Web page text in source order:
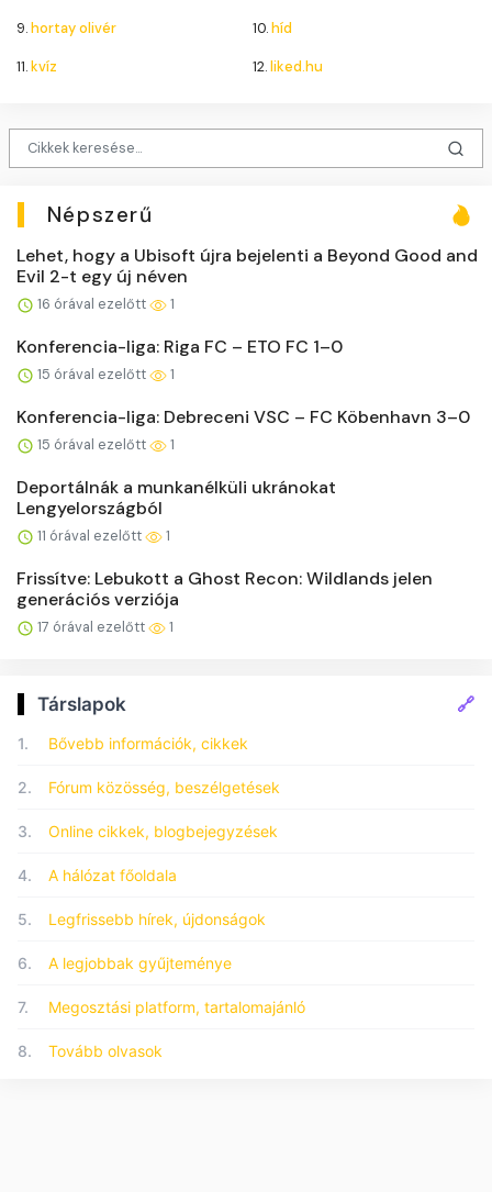
9.hortay olivér 10.híd
11.kvíz 12.liked.hu
Népszerű
Lehet, hogy a Ubisoft újra bejelenti a Beyond Good and
Evil 2-t egy új néven
16 órával ezelőtt 1
Konferencia-liga: Riga FC – ETO FC 1–0
15 órával ezelőtt 1
Konferencia-liga: Debreceni VSC – FC Köbenhavn 3–0
15 órával ezelőtt 1
Deportálnák a munkanélküli ukránokat
Lengyelországból
11 órával ezelőtt 1
Frissítve: Lebukott a Ghost Recon: Wildlands jelen
generációs verziója
17 órával ezelőtt 1
Társlapok 🔗
1. Bővebb információk, cikkek
2. Fórum közösség, beszélgetések
3. Online cikkek, blogbejegyzések
4. A hálózat főoldala
5. Legfrissebb hírek, újdonságok
6. A legjobbak gyűjteménye
7. Megosztási platform, tartalomajánló
8. Tovább olvasok